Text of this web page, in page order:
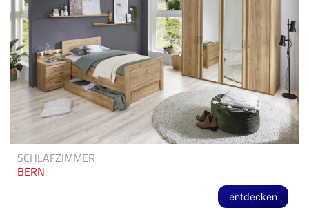
SCHLAFZIMMER
BERN
entdecken